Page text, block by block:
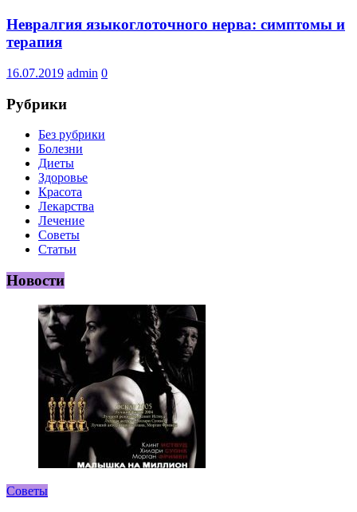
Невралгия языкоглоточного нерва: симптомы и
терапия
16.07.2019 admin 0
Рубрики
Без рубрики
Болезни
Диеты
Здоровье
Красота
Лекарства
Лечение
Советы
Статьи
Новости
Советы